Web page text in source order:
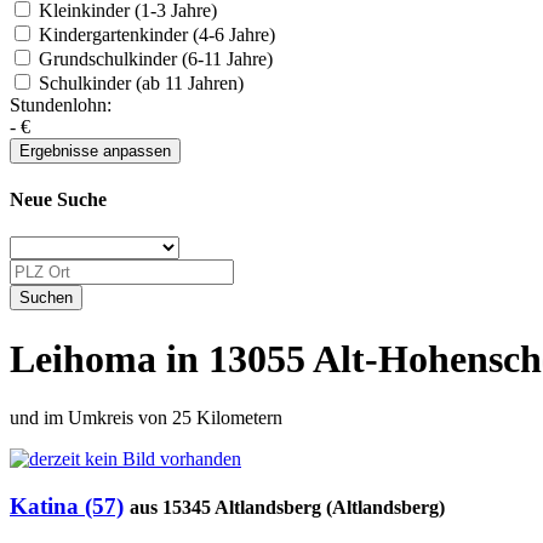
Kleinkinder (1-3 Jahre)
Kindergartenkinder (4-6 Jahre)
Grundschulkinder (6-11 Jahre)
Schulkinder (ab 11 Jahren)
Stundenlohn:
- €
Neue Suche
Leihoma in 13055 Alt-
und im Umkreis von 25 Kilometern
Katina (57) aus 15345 Altlandsberg (Altlandsberg)